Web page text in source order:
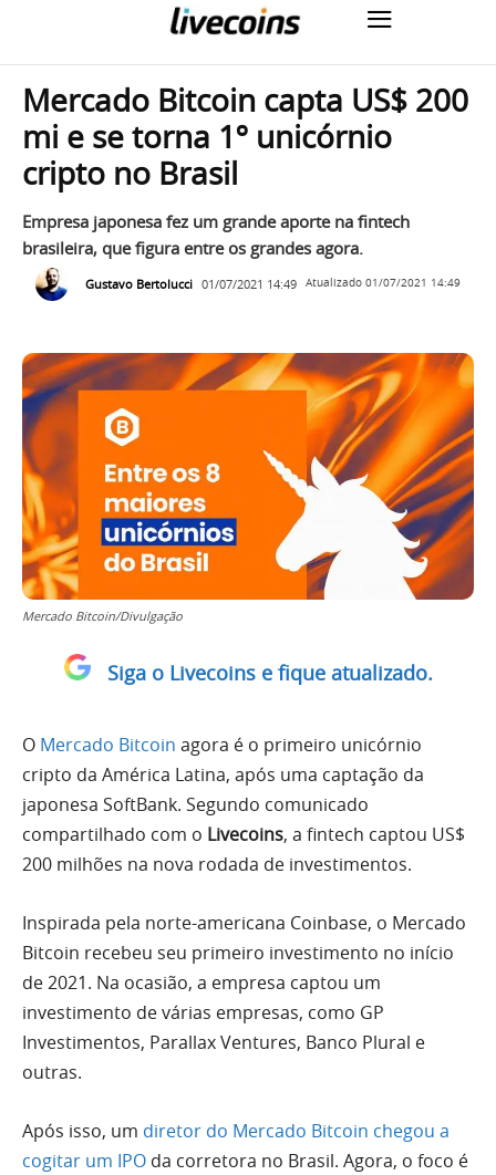
Mercado Bitcoin capta US$ 200
mi e se torna 1º unicórnio
cripto no Brasil
Empresa japonesa fez um grande aporte na fintech
brasileira, que figura entre os grandes agora.
Gustavo Bertolucci 01/07/2021 14:49 Atualizado 01/07/2021 14:49
Mercado Bitcoin/Divulgação
Siga o Livecoins e fique atualizado.
O Mercado Bitcoin agora é o primeiro unicórnio
cripto da América Latina, após uma captação da
japonesa SoftBank. Segundo comunicado
compartilhado com o Livecoins, a fintech captou US$
200 milhões na nova rodada de investimentos.
Inspirada pela norte-americana Coinbase, o Mercado
Bitcoin recebeu seu primeiro investimento no início
de 2021. Na ocasião, a empresa captou um
investimento de várias empresas, como GP
Investimentos, Parallax Ventures, Banco Plural e
outras.
Após isso, um diretor do Mercado Bitcoin chegou a
cogitar um IPO da corretora no Brasil. Agora, o foco é